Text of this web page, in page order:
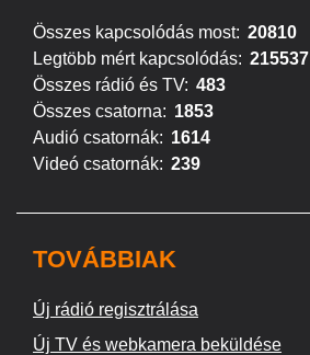
Összes kapcsolódás most: 20810
Legtöbb mért kapcsolódás: 215537
Összes rádió és TV: 483
Összes csatorna: 1853
Audió csatornák: 1614
Videó csatornák: 239
TOVÁBBIAK
Új rádió regisztrálása
Új TV és webkamera beküldése